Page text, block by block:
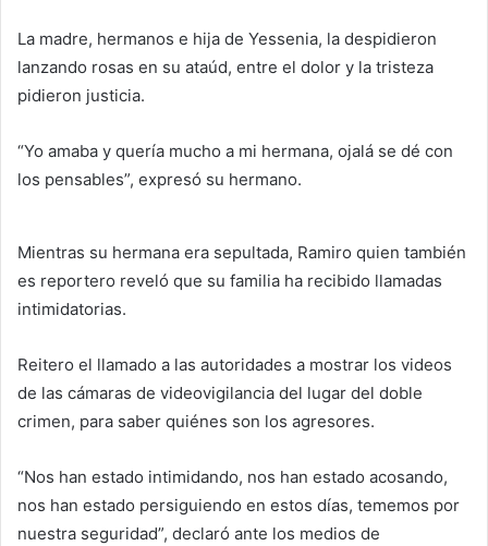
La madre, hermanos e hija de Yessenia, la despidieron
lanzando rosas en su ataúd, entre el dolor y la tristeza
pidieron justicia.
“Yo amaba y quería mucho a mi hermana, ojalá se dé con
los pensables”, expresó su hermano.
Mientras su hermana era sepultada, Ramiro quien también
es reportero reveló que su familia ha recibido llamadas
intimidatorias.
Reitero el llamado a las autoridades a mostrar los videos
de las cámaras de videovigilancia del lugar del doble
crimen, para saber quiénes son los agresores.
“Nos han estado intimidando, nos han estado acosando,
nos han estado persiguiendo en estos días, tememos por
nuestra seguridad”, declaró ante los medios de